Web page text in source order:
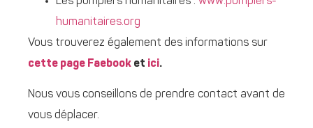
humanitaires.org
Vous trouverez également des informations sur
cette page Faebook et ici.
Nous vous conseillons de prendre contact avant de
vous déplacer.